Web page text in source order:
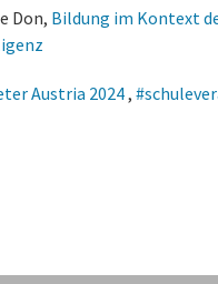
Don, Bildung im Kontext
Austria 2024,